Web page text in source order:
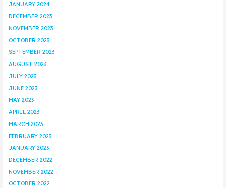
JANUARY 2024
DECEMBER 2023
NOVEMBER 2023
OCTOBER 2023
SEPTEMBER 2023
AUGUST 2023
JULY 2023
JUNE 2023
MAY 2023
APRIL 2023
MARCH 2023
FEBRUARY 2023
JANUARY 2023
DECEMBER 2022
NOVEMBER 2022
OCTOBER 2022